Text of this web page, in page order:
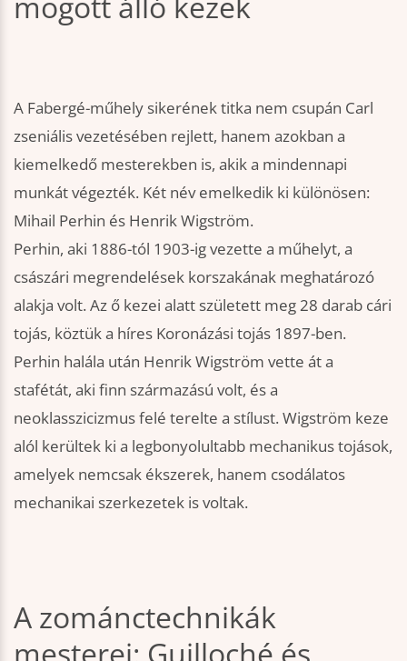
A Fabergé-műhely sikerének titka nem csupán Carl
zseniális vezetésében rejlett, hanem azokban a
kiemelkedő mesterekben is, akik a mindennapi
munkát végezték. Két név emelkedik ki különösen:
Mihail Perhin és Henrik Wigström.
Perhin, aki 1886-tól 1903-ig vezette a műhelyt, a
császári megrendelések korszakának meghatározó
alakja volt. Az ő kezei alatt született meg 28 darab cári
tojás, köztük a híres Koronázási tojás 1897-ben.
Perhin halála után Henrik Wigström vette át a
stafétát, aki finn származású volt, és a
neoklasszicizmus felé terelte a stílust. Wigström keze
alól kerültek ki a legbonyolultabb mechanikus tojások,
amelyek nemcsak ékszerek, hanem csodálatos
mechanikai szerkezetek is voltak.
A zománctechnikák
mesterei: Guilloché és